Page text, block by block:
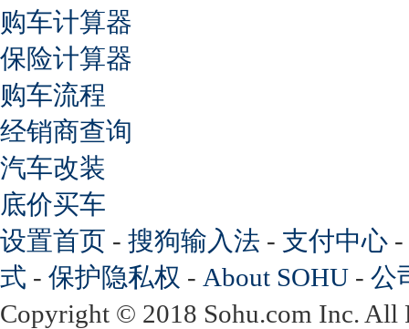
购车计算器
保险计算器
购车流程
经销商查询
汽车改装
底价买车
设置首页 - 搜狗输入法 - 支付中心 -
式 - 保护隐私权 - About SOHU - 公
Copyright © 2018 Sohu.com Inc.